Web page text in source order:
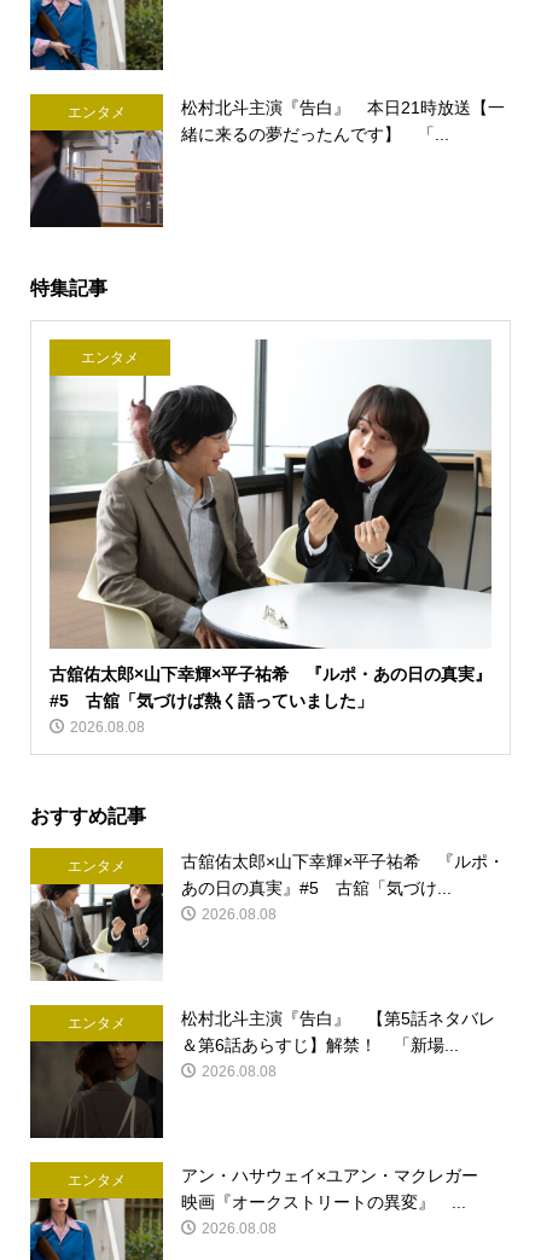
エンタメ
松村北斗主演『告白』 本日21時放送【一
緒に来るの夢だったんです】 「...
特集記事
エンタメ
古舘佑太郎×山下幸輝×平子祐希 『ルポ・あの日の真実』
#5 古舘「気づけば熱く語っていました」
2026.08.08
おすすめ記事
エンタメ
古舘佑太郎×山下幸輝×平子祐希 『ルポ・
あの日の真実』#5 古舘「気づけ...
2026.08.08
エンタメ
松村北斗主演『告白』 【第5話ネタバレ
＆第6話あらすじ】解禁！ 「新場...
2026.08.08
エンタメ
アン・ハサウェイ×ユアン・マクレガー
映画『オークストリートの異変』 ...
2026.08.08